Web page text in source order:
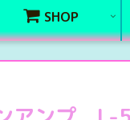
SHOP